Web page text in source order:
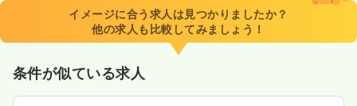
8:30～18:00
年間休日120日 4週8休以上
ブランク可
第二新卒可
月給25万円以上可
気になる
イメージに合う求人は見つかりましたか？
他の求人も比較してみましょう！
条件が似ている求人